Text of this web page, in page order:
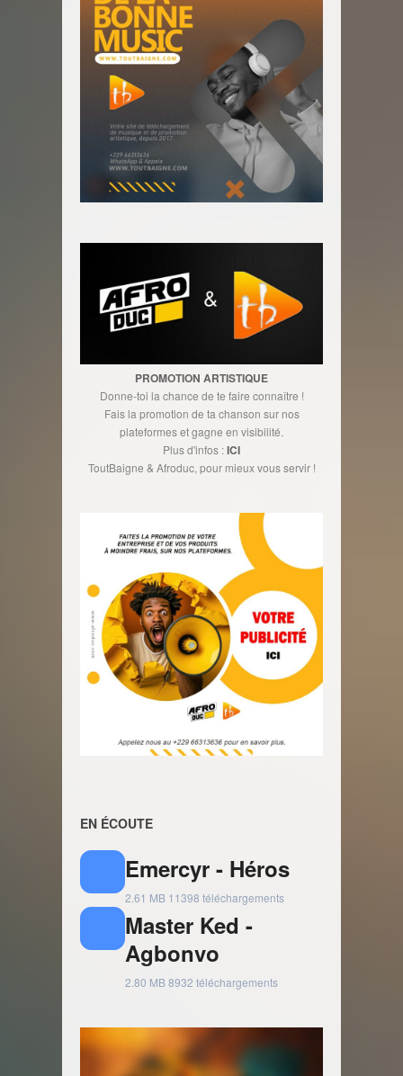
PROMOTION ARTISTIQUE
Donne-toi la chance de te faire connaître !
Fais la promotion de ta chanson sur nos
plateformes et gagne en visibilité.
Plus d'infos :ICI
ToutBaigne & Afroduc, pour mieux vous servir !
EN ÉCOUTE
Emercyr - Héros
2.61 MB 11398 téléchargements
Master Ked -
Agbonvo
2.80 MB8932 téléchargements